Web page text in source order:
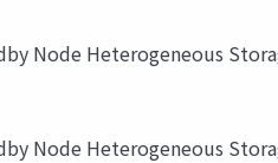
Node Heterogeneous
Node Heterogeneous